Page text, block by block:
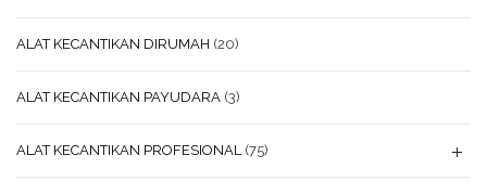
ALAT KECANTIKAN DIRUMAH (20)
ALAT KECANTIKAN PAYUDARA (3)
ALAT KECANTIKAN PROFESIONAL (75)